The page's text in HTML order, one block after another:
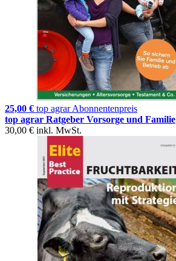
25,00 € top agrar Abonnentenpreis
top agrar Ratgeber Vorsorge und Familie
30,00 € inkl. MwSt.